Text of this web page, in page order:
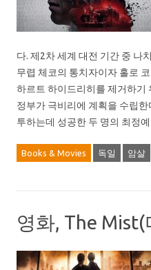
다. 제2차 세계 대전 기간 중 나
무렵 체코의 통치자이자 홀로
하르트 하이드리히를 제거하기
정부가 극비리에 계획을 수립
투하는데 성공한 두 명의 최정
Books & Movies 독일 암살
영화, The